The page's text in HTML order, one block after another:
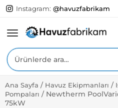
Instagram: @havuzfabrikam
Ara:
Yüzme Havuzları
Ana Sayfa / Havuz Ekipmanları /
Pompaları / Newtherm
75kW